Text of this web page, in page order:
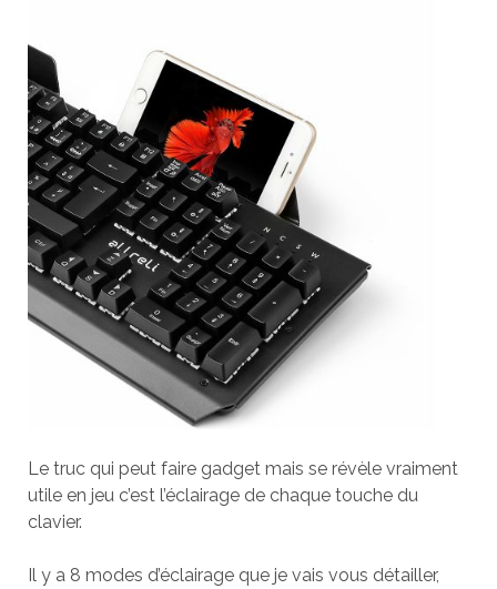
Le truc qui peut faire gadget mais se révèle vraiment
utile en jeu c’est l’éclairage de chaque touche du
clavier.
Il y a 8 modes d’éclairage que je vais vous détailler,